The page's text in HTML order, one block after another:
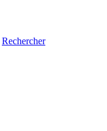
Rechercher